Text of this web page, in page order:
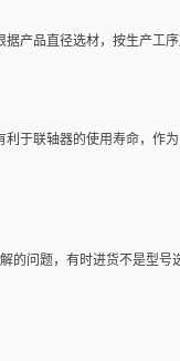
产品直径选材，按生产工序
利于联轴器的使用寿命，作
的问题，有时进货不是型号